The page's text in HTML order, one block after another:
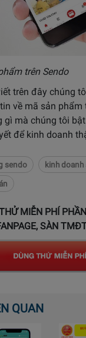
trên Sendo
trên đây chúng
về mã sản phẩm
gì mà chúng tôi
để kinh doanh
sendo kinh
MIỄN PHÍ
SÀN
QUAN